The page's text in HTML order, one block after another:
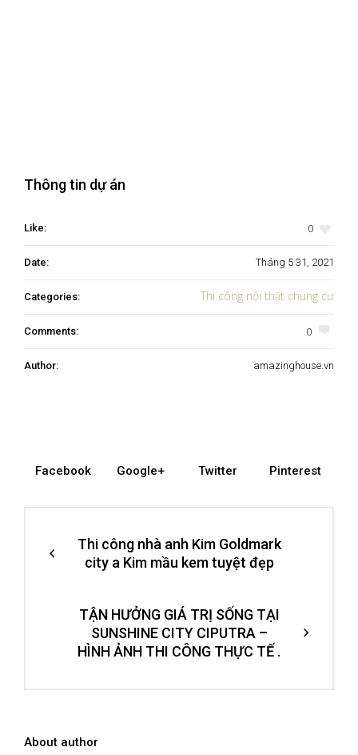
Thông tin dự án
Like: 0
Date: Tháng 5 31, 2021
Categories: Thi công nội thất chung cư
Comments: 0
Author: amazinghouse.vn
Facebook Google+ Twitter Pinterest
Thi công nhà anh Kim Goldmark
city a Kim mầu kem tuyệt đẹp
TẬN HƯỞNG GIÁ TRỊ SỐNG TẠI
SUNSHINE CITY CIPUTRA –
HÌNH ẢNH THI CÔNG THỰC TẾ .
About author